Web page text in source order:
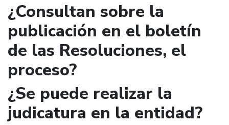
¿Consultan sobre la
publicación en el boletín
de las Resoluciones, el
proceso?
¿Se puede realizar la
judicatura en la entidad?